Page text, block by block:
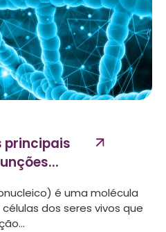
principais
é uma molécula
dos seres vivos que